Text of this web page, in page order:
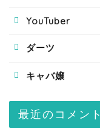
YouTuber
ダーツ
キャバ嬢
最近のコメント